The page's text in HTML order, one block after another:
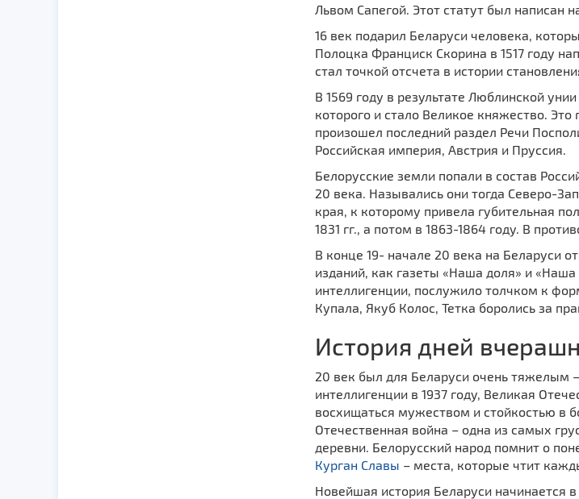
Львом Сапегой. Этот статут был написан
16 век подарил Беларуси человека,
Полоцка Франциск Скорина в 1517 году
стал точкой отсчета в истории
В 1569 году в результате Люблинской
которого и стало Великое княжество. Это
произошел последний раздел Речи
Российская империя, Австрия и Пруссия.
Белорусские земли попали в состав
20 века. Назывались они тогда Северо-
края, к которому привела губительная
1831 гг., а потом в 1863-1864 году. В
В конце 19- начале 20 века на Беларуси
изданий, как газеты «Наша доля» и
интеллигенции, послужило толчком к
Купала, Якуб Колос, Тетка боролись за
История дней
20 век был для Беларуси очень тяжелым
интеллигенции в 1937 году, Великая
восхищаться мужеством и стойкостью в
Отечественная война – одна из самых
деревни. Белорусский народ помнит о
Курган Славы – места, которые чтит
Новейшая история Беларуси начинается